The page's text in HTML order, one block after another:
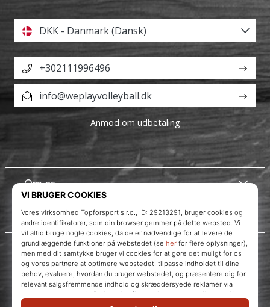
WePlayVolleyball.dk
Om os
Kundeservice
DKK - Danmark (Dansk)
+302111996496
info@weplayvolleyball.dk
Anmod om udbetaling